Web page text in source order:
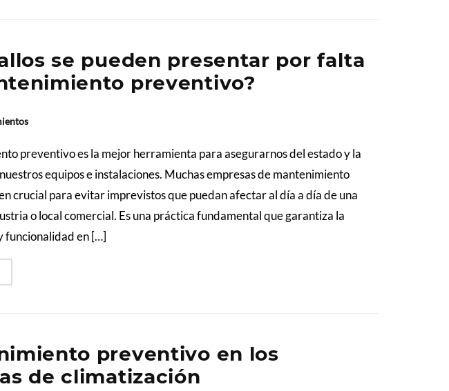
se pueden presentar por falta
preventivo?
preventivo es la mejor herramienta para asegurarnos del estado y la
equipos e instalaciones. Muchas empresas de mantenimiento
crucial para evitar imprevistos que puedan afectar al día a día de una
o local comercial. Es una práctica fundamental que garantiza la
funcionalidad en […]
preventivo en los
de climatización